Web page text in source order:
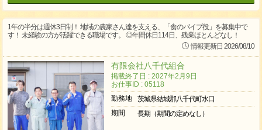
1年の半分は週休3日制！ 地域の農家さん達を支える、「食のパイプ役」を募集中で
す！ 未経験の方が活躍できる職場です。 ◎年間休日114日、残業ほとんどなし！
情報更新日 2026/08/10
有限会社八千代組合
掲載終了日 : 2027年2月9日
お仕事ID : 05118
勤務地
茨城県結城郡八千代町水口
期間
長期（期間の定めなし）